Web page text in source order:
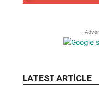
-
LATEST ARTICLE